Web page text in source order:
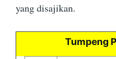
yang disajikan.
Tumpeng